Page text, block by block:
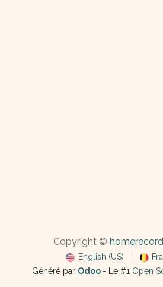
Copyright ©
English (US)
Généré par Odoo - Le #1 Open